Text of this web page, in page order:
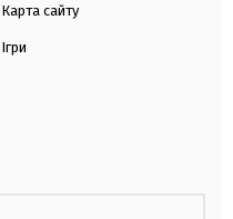
Карта сайту
Ігри